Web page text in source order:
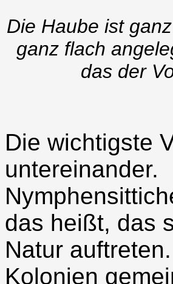
Die Haube ist
ganz flach
das der
Die wichtigste
untereinander.
das heißt, das
Natur
Kolonien